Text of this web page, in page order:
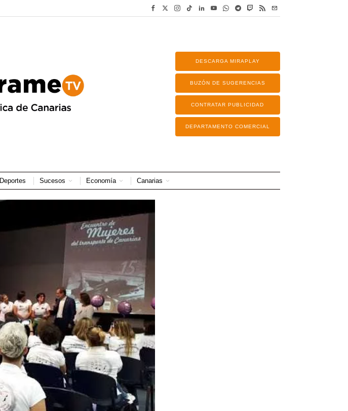
DESCARGA MIRAPLAY
BUZÓN DE SUGERENCIAS
CONTRATAR PUBLICIDAD
DEPARTAMENTO COMERCIAL
Deportes Sucesos Economía Canarias